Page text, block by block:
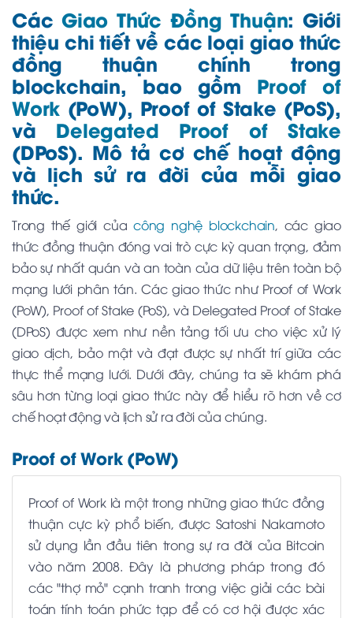
Các Giao Thức Đồng Thuận: Giới
thiệu chi tiết về các loại giao thức
đồng thuận chính trong
blockchain, bao gồm Proof of
Work (PoW), Proof of Stake (PoS),
và Delegated Proof of Stake
(DPoS). Mô tả cơ chế hoạt động
và lịch sử ra đời của mỗi giao
thức.
Trong thế giới củacông nghệ blockchain, các giao
thức đồng thuận đóng vai trò cực kỳ quan trọng, đảm
bảo sự nhất quán và an toàn của dữ liệu trên toàn bộ
mạng lưới phân tán. Các giao thức như Proof of Work
(PoW), Proof of Stake (PoS), và Delegated Proof of Stake
(DPoS) được xem như nền tảng tối ưu cho việc xử lý
giao dịch, bảo mật và đạt được sự nhất trí giữa các
thực thể mạng lưới. Dưới đây, chúng ta sẽ khám phá
sâu hơn từng loại giao thức này để hiểu rõ hơn về cơ
chế hoạt động và lịch sử ra đời của chúng.
Proof of Work (PoW)
Proof of Work là một trong những giao thức đồng
thuận cực kỳ phổ biến, được Satoshi Nakamoto
sử dụng lần đầu tiên trong sự ra đời của Bitcoin
vào năm 2008. Đây là phương pháp trong đó
các "thợ mỏ" cạnh tranh trong việc giải các bài
toán tính toán phức tạp để có cơ hội được xác